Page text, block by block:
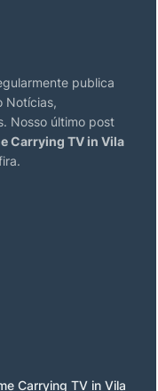
publica
Notícias,
Nosso último post
Carrying TV in Vila
Carrying TV in Vila